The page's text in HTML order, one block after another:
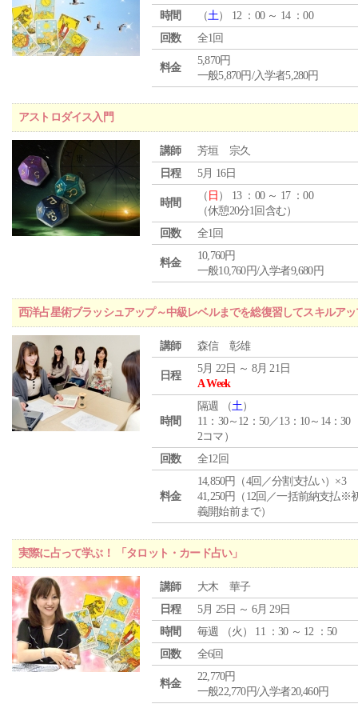
時間
（土） 12 ：00 ～ 14 ：00
回数
全1回
料金
5,870円
一般5,870円/入学者5,280円
アストロダイス入門
講師
芳垣 宗久
日程
5月 16日
時間
（ 日 ） 13 ：00 ～ 17 ：00
（休憩20分1回含む）
回数
全1回
料金
10,760円
一般10,760円/入学者9,680円
西洋占星術ブラッシュアップ～中級レベルまでを総復習してスキルア
講師 森信 彰雄
日程
5月 22日 ～ 8月 21日
A Week
時間
隔週 （土）
11：30～12：50／13：10～14：30
2コマ）
回数
全12回
料金
14,850円（4回／分割支払い）×3
41,250円（12回／一括前納支払※
義開始前まで）
実際に占って学ぶ！ 「タロット・カード占い」
講師
大木 華子
日程
5月 25日 ～ 6月 29日
時間
毎週 （火 ） 11 ：30 ～ 12 ：50
回数
全6回
料金
22,770円
一般22,770円/入学者20,460円